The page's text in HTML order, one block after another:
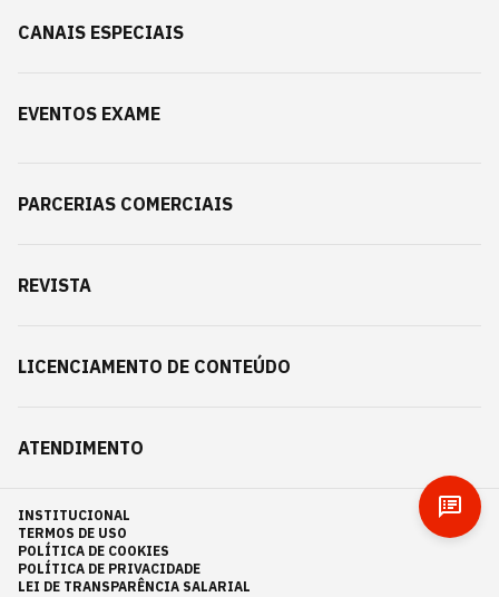
CANAIS ESPECIAIS
EVENTOS EXAME
PARCERIAS COMERCIAIS
REVISTA
LICENCIAMENTO DE CONTEÚDO
ATENDIMENTO
INSTITUCIONAL
TERMOS DE USO
POLÍTICA DE COOKIES
POLÍTICA DE PRIVACIDADE
LEI DE TRANSPARÊNCIA SALARIAL